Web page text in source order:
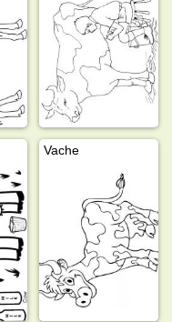
Vache